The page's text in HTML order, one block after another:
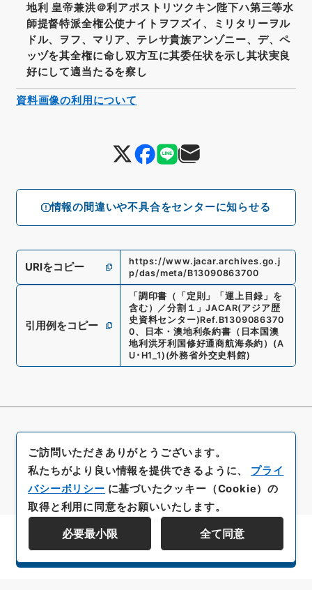
情報の間違いや不具合をセンターに知らせる
地利 皇帝兼洪＠利アポストリツクキン陛下ハ第三等水
師提督特派全権公使ナイトヲフズイ、ミリタリーヲル
ドル、ヲフ、マリア、テレサ貴族アンゾニー、デ、ペ
ッヅを其全権に命し双方互に其委任状を示し其状実良
好にして適当たるを察し
URIをコピー
https://www.jacar.archives.go.j
p/das/meta/B13090863700
引用例をコピー
「 調印書（「定則」「運上目録」を
含む）／分割１ 」JACAR(アジア歴
史資料センター)Ref. B1309086370
0、
日本・澳地利条約書（日本国澳
地利洪牙利国修好通商航海条約） (A
U･H1_1) (外務省外交史料館)
資料画像の利用について
資料群階層を表示する
ご訪問いただきありがとうございます。
私たちがより良い情報を提供できるように、 プライ
バシーポリシー に基づいたクッキー（Cookie）の
取得と利用に同意をお願いいたします。
必要最小限 全て同意